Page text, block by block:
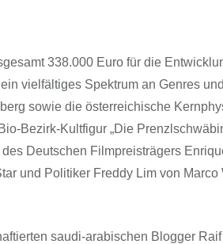
FFG-
338.000 Euro für die
vielfältiges Spektrum an Genres und
sowie die österreichische
Bezirk-Kultfigur „Die
Deutschen Filmpreisträgers
und Politiker Freddy Lim von Marco
saudi-arabischen Blogger